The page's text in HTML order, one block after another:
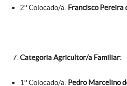
2º Colocado/a: Francisco Pereira
CategoriaAgricultor/a Familiar:
1º Colocado/a: Pedro Marcelino